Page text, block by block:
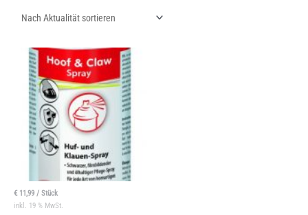
€ 11,99 / Stück
inkl. 19 % MwSt.